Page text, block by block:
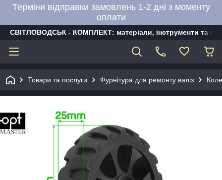
Терміни відправки замовлень 1-2 дні з моменту
оплати
СВІТЛОВОДСЬК - КОМПЛЕКТ: матеріали, інструменти та
Товари та послуги Фурнітура для ремонту валіз